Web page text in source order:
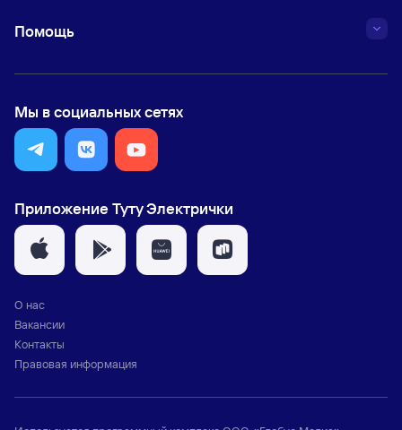
Помощь
Мы в социальных сетях
Приложение Туту Электрички
О нас
Вакансии
Контакты
Правовая информация